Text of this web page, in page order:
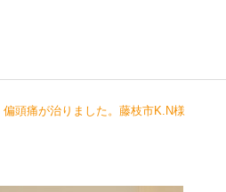
偏頭痛が治りました。藤枝市K.N様